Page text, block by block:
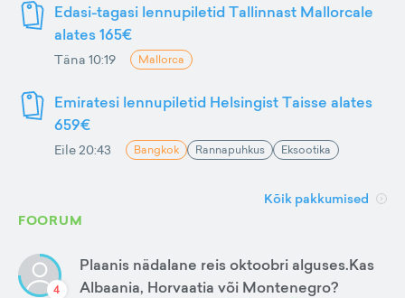
Edasi-tagasi lennupiletid Tallinnast Mallorcale
alates 165€
Täna 10:19 Mallorca
Emiratesi lennupiletid Helsingist Taisse alates
659€
Eile 20:43 Bangkok Rannapuhkus Eksootika
Kõik pakkumised
FOORUM
4
Plaanis nädalane reis oktoobri alguses.Kas
Albaania, Horvaatia või Montenegro?